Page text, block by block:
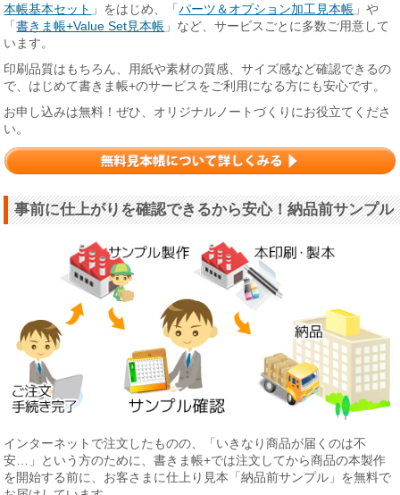
本帳基本セット 」をはじめ、「パーツ＆オプション加工見本帳 」や
「書きま帳+Value Set見本帳 」など、サービスごとに多数ご用意して
います。
印刷品質はもちろん、用紙や素材の質感、サイズ感など確認できるの
で、はじめて書きま帳+のサービスをご利用になる方にも安心です。
お申し込みは無料！ぜひ、オリジナルノートづくりにお役立てくださ
い。
事前に仕上がりを確認できるから安心！納品前サンプル
インターネットで注文したものの、「いきなり商品が届くのは不
安…」という方のために、書きま帳+では注文してから商品の本製作
を開始する前に、お客さまに仕上り見本「納品前サンプル」を無料で